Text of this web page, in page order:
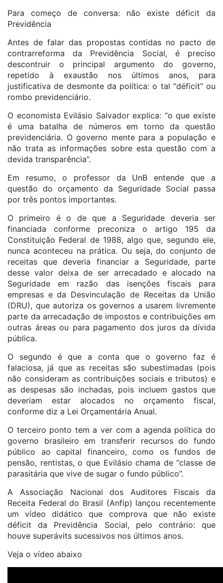
Para começo de conversa: não existe déficit da
Previdência
Antes de falar das propostas contidas no pacto de
contrarreforma da Previdência Social, é preciso
descontruir o principal argumento do governo,
repetido à exaustão nos últimos anos, para
justificativa de desmonte da política: o tal “déficit” ou
rombo previdenciário.
O economista Evilásio Salvador explica: “o que existe
é uma batalha de números em torno da questão
previdenciária. O governo mente para a população e
não trata as informações sobre esta questão com a
devida transparência”.
Em resumo, o professor da UnB entende que a
questão do orçamento da Seguridade Social passa
por três pontos importantes.
O primeiro é o de que a Seguridade deveria ser
financiada conforme preconiza o artigo 195 da
Constituição Federal de 1988, algo que, segundo ele,
nunca aconteceu na prática. Ou seja, do conjunto de
receitas que deveria financiar a Seguridade, parte
desse valor deixa de ser arrecadado e alocado na
Seguridade em razão das isenções fiscais para
empresas e da Desvinculação de Receitas da União
(DRU), que autoriza os governos a usarem livremente
parte da arrecadação de impostos e contribuições em
outras áreas ou para pagamento dos juros da dívida
pública.
O segundo é que a conta que o governo faz é
falaciosa, já que as receitas são subestimadas (pois
não consideram as contribuições sociais e tributos) e
as despesas são inchadas, pois incluem gastos que
deveriam estar alocados no orçamento fiscal,
conforme diz a Lei Orçamentária Anual.
O terceiro ponto tem a ver com a agenda política do
governo brasileiro em transferir recursos do fundo
público ao capital financeiro, como os fundos de
pensão, rentistas, o que Evilásio chama de “classe de
parasitária que vive de sugar o fundo público”.
A Associação Nacional dos Auditores Fiscais da
Receita Federal do Brasil (Anfip) lançou recentemente
um vídeo didático que comprova que não existe
déficit da Previdência Social, pelo contrário: que
houve superávits sucessivos nos últimos anos.
Veja o vídeo abaixo